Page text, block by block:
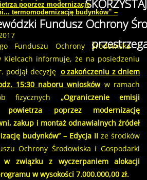
Fundusz Ochrony
poprzez modernizację
termomodernizację budynków” –
Funduszu Ochrony Środowiska i
Kielcach informuje, że na posiedzeniu
podjął decyzję o zakończeniu z dniem
15:30 naboru wnioskóww ramach
fizycznych „Ograniczenie emisji
powietrza poprzez modernizację
zakup i montaż odnawialnych źródeł
budynków” – Edycja II ze środków
Ochrony Środowiska i Gospodarki
w związku z wyczerpaniem alokacji
w wysokości 7.000.000,00 zł.